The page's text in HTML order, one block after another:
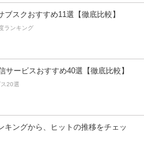
ブスクおすすめ11選【徹底比較】
ランキング
サービスおすすめ40選【徹底比較】
20選
キングから、ヒットの推移をチェッ